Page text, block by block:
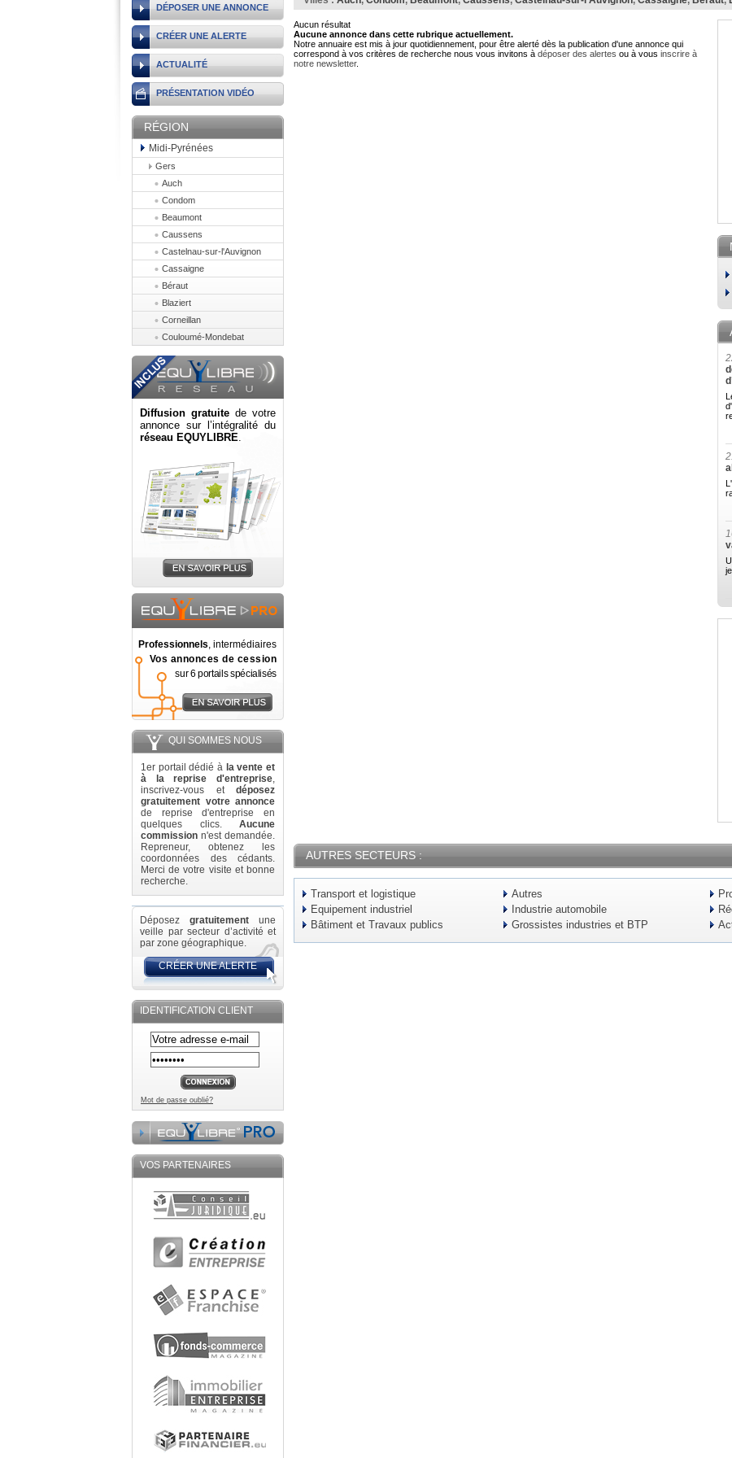
DÉPOSER UNE ANNONCE
CRÉER UNE ALERTE
ACTUALITÉ
PRÉSENTATION VIDÉO
RÉGION
Midi-Pyrénées
Gers
Auch
Condom
Beaumont
Caussens
Castelnau-sur-l'Auvignon
Cassaigne
Béraut
Blaziert
Corneillan
Couloumé-Mondebat
Diffusion gratuite de votre
annonce sur l’intégralité du
réseau EQUYLIBRE.
Professionnels, intermédiaires
Vos annonces de cession
sur 6 portails spécialisés
QUI SOMMES NOUS
1er portail dédié à la vente et
à la reprise d'entreprise,
inscrivez-vous et déposez
gratuitement votre annonce
de reprise d'entreprise en
quelques clics. Aucune
commission n'est demandée.
Repreneur, obtenez les
coordonnées des cédants.
Merci de votre visite et bonne
recherche.
Déposez gratuitement une
veille par secteur d’activité et
par zone géographique.
CRÉER UNE ALERTE
IDENTIFICATION CLIENT
Mot de passe oublié?
VOS PARTENAIRES
Aucun résultat
Aucune annonce dans cette rubrique actuellement.
Notre annuaire est mis à jour quotidiennement, pour être alerté dès la publication d'une annonce qui
correspond à vos critères de recherche nous vous invitons à déposer des alertes ou à vous inscrire à
notre newsletter.
AUTRES SECTEURS :
Transport et logistique
Equipement industriel
Bâtiment et Travaux publics
Autres
Industrie automobile
Grossistes industries et BTP